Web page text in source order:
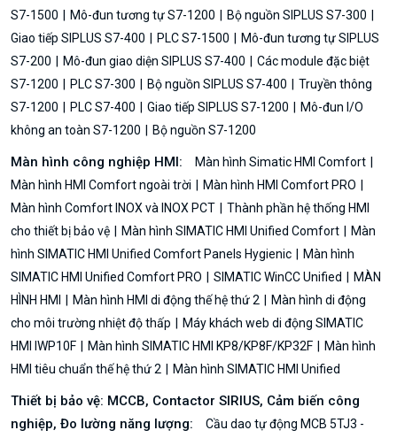
S7-1500
Mô-đun tương tự S7-1200
Bộ nguồn SIPLUS S7-300
Giao tiếp SIPLUS S7-400
PLC S7-1500
Mô-đun tương tự SIPLUS
S7-200
Mô-đun giao diện SIPLUS S7-400
Các module đặc biệt
S7-1200
PLC S7-300 Bộ nguồn SIPLUS S7-400
Truyền thông
S7-1200
PLC S7-400 Giao tiếp SIPLUS S7-1200
Mô-đun I/O
không an toàn S7-1200
Bộ nguồn S7-1200
Màn hình công nghiệp HMI:
Màn hình Simatic HMI Comfort
Màn hình HMI Comfort ngoài trời
Màn hình HMI Comfort PRO
Màn hình Comfort INOX và INOX PCT
Thành phần hệ thống HMI
cho thiết bị bảo vệ
Màn hình SIMATIC HMI Unified Comfort
Màn
hình SIMATIC HMI Unified Comfort Panels Hygienic
Màn hình
SIMATIC HMI Unified Comfort PRO
SIMATIC WinCC Unified
MÀN
HÌNH HMI
Màn hình HMI di động thế hệ thứ 2
Màn hình di động
cho môi trường nhiệt độ thấp
Máy khách web di động SIMATIC
HMI IWP10F
Màn hình SIMATIC HMI KP8/KP8F/KP32F
Màn hình
HMI tiêu chuẩn thế hệ thứ 2
Màn hình SIMATIC HMI Unified
Thiết bị bảo vệ: MCCB, Contactor SIRIUS, Cảm biến công
nghiệp, Đo lường năng lượng:
Cầu dao tự động MCB 5TJ3 -